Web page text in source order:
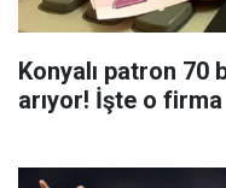
Konyalı patron 70
arıyor! İşte o firma